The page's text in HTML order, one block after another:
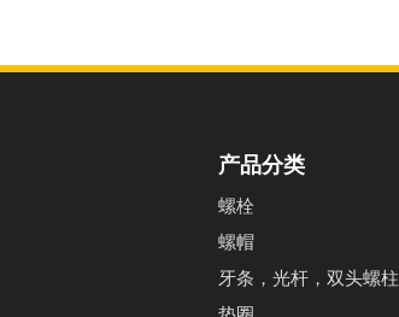
产品分类
螺栓
螺帽
牙条，光杆，双头螺柱